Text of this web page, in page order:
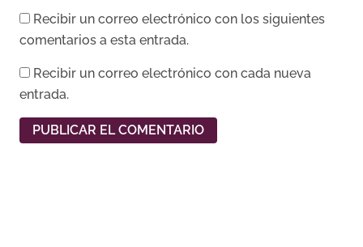
Recibir un correo electrónico con los siguientes
comentarios a esta entrada.
Recibir un correo electrónico con cada nueva
entrada.